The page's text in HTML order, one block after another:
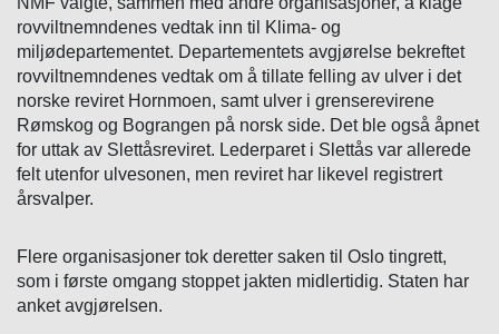
rovviltnemndenes vedtak inn til Klima- og
miljødepartementet. Departementets avgjørelse bekreftet
rovviltnemndenes vedtak om å tillate felling av ulver i det
norske reviret Hornmoen, samt ulver i grenserevirene
Rømskog og Bograngen på norsk side. Det ble også åpnet
for uttak av Slettåsreviret. Lederparet i Slettås var allerede
felt utenfor ulvesonen, men reviret har likevel registrert
årsvalper.
Flere organisasjoner tok deretter saken til Oslo tingrett,
som i første omgang stoppet jakten midlertidig. Staten har
anket avgjørelsen.